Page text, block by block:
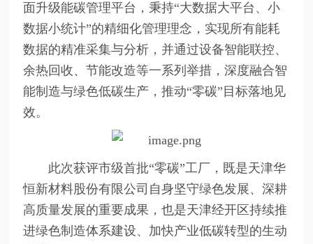
面升级能碳管理平台，秉持“大数据大平台、小
数据小统计”的精细化管理理念，实现所有能耗
数据的精准采集与分析，并通过设备智能联控、
余热回收、节能改造等一系列举措，深度融合智
能制造与绿色低碳生产，推动“零碳”目标落地见
效。
此次获评市级首批“零碳”工厂，既是天津华
恒新材料股份有限公司自身坚守绿色发展、深耕
高质量发展的重要成果，也是天津经开区持续推
进绿色制造体系建设、加快产业低碳转型的生动